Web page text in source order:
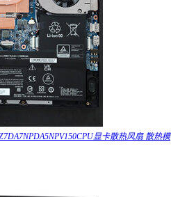
显卡散热风扇 散热模